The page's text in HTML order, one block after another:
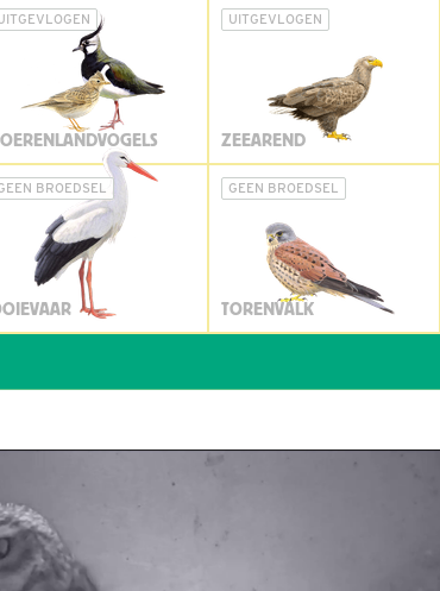
UITGEVLOGEN
ZEEAREND
BROEDSEL GEEN BROEDSEL
TORENVALK